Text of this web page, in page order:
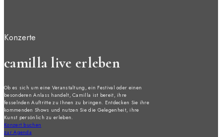
Konzerte
camilla live erleben
Ob es sich um eine Veranstaltung, ein Festival oder einen
besonderen Anlass handelt, Camilla ist bereit, ihre
fesselnden Auftritte zu Ihnen zu bringen. Entdecken Sie ihre
kommenden Shows und nutzen Sie die Gelegenheit, ihre
Kunst persönlich zu erleben.
Konzert buchen
zur Agenda